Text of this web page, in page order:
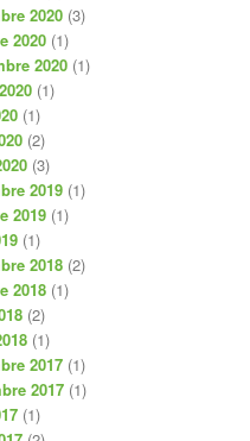
2020 (3)
2020 (1)
2020 (1)
(1)
(1)
(2)
(3)
2019 (1)
2019 (1)
(1)
2018 (2)
2018 (1)
(2)
(1)
2017 (1)
2017 (1)
(1)